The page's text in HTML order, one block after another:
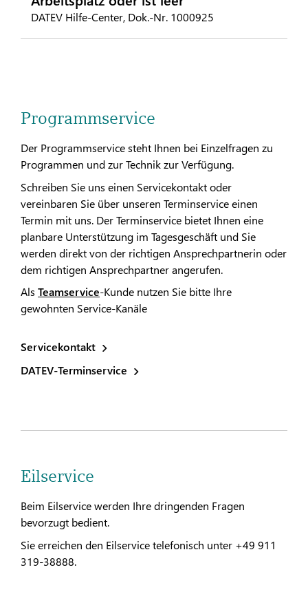
DATEV Hilfe-Center, Dok.-Nr. 1000925
Programmservice
Der Programmservice steht Ihnen bei Einzelfragen zu
Programmen und zur Technik zur Verfügung.
Schreiben Sie uns einen Servicekontakt oder
vereinbaren Sie über unseren Terminservice einen
Termin mit uns. Der Terminservice bietet Ihnen eine
planbare Unterstützung im Tagesgeschäft und Sie
werden direkt von der richtigen Ansprechpartnerin oder
dem richtigen Ansprechpartner angerufen.
Als Teamservice-Kunde nutzen Sie bitte Ihre
gewohnten Service-Kanäle
Servicekontakt
DATEV-Terminservice
Eilservice
Beim Eilservice werden Ihre dringenden Fragen
bevorzugt bedient.
Sie erreichen den Eilservice telefonisch unter +49 911
319-38888.